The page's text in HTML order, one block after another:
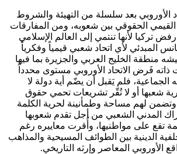
الأوروبي بعد سلسلة من التهيئة والشروط
الحقوقي بين شعوبه، ومن المفارقات
تركيا لأنها تنتمي إلى العالم الإسلامي
المبدئي لأي اتحاد شعبي قيمياً وفكرياً
منطقة الخليج العربي والجزيرة بما فيها
ذاته فَرض الاتحاد الأوروبي مستوى محدداً
الجماعية، فلم يَقبل أن يضّم أية دولة لا
شعبها أو لا تُقّر تشريعات تحمي حقوق
وتضمن لهم مساحة وطمأنينة لحرية الكلمة
المدني الشعبي من أجل تقدم شعوبها
تقع على مواطنيها، وأُقرت معاييره رغم
الدينية بين الطوائف المسيحية والمذاهب
الأوروبي المعاصر وإرثه التاريخي.